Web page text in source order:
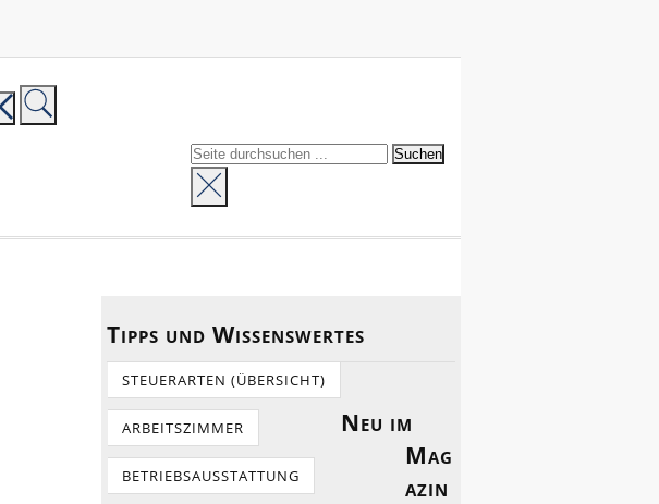
Tipps und Wissenswertes
STEUERARTEN (ÜBERSICHT)
ARBEITSZIMMER
BETRIEBSAUSSTATTUNG
Neu im
Mag
azin